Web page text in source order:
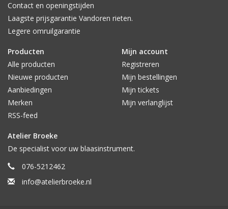
Contact en openingstijden
Laagste prijsgarantie Vandoren rieten.
Legere omruilgarantie
Producten
Alle producten
Nieuwe producten
Aanbiedingen
Merken
RSS-feed
Mijn account
Registreren
Mijn bestellingen
Mijn tickets
Mijn verlanglijst
Atelier Broeke
De specialist voor uw blaasinstrument.
076-5212462
info@atelierbroeke.nl